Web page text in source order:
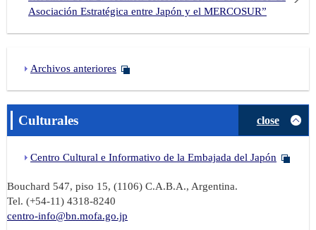
Asociación Estratégica entre Japón y el MERCOSUR”
Archivos anteriores
Culturales close
Centro Cultural e Informativo de la Embajada del Japón
Bouchard 547, piso 15, (1106) C.A.B.A., Argentina.
Tel. (+54-11) 4318-8240
centro-info@bn.mofa.go.jp